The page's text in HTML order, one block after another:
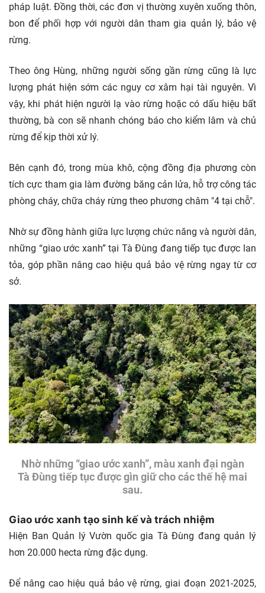
pháp luật. Đồng thời, các đơn vị thường xuyên xuống thôn,
bon để phối hợp với người dân tham gia quản lý, bảo vệ
rừng.
Theo ông Hùng, những người sống gần rừng cũng là lực
lượng phát hiện sớm các nguy cơ xâm hại tài nguyên. Vì
vậy, khi phát hiện người lạ vào rừng hoặc có dấu hiệu bất
thường, bà con sẽ nhanh chóng báo cho kiểm lâm và chủ
rừng để kịp thời xử lý.
Bên cạnh đó, trong mùa khô, cộng đồng địa phương còn
tích cực tham gia làm đường băng cản lửa, hỗ trợ công tác
phòng cháy, chữa cháy rừng theo phương châm "4 tại chỗ".
Nhờ sự đồng hành giữa lực lượng chức năng và người dân,
những “giao ước xanh” tại Tà Đùng đang tiếp tục được lan
tỏa, góp phần nâng cao hiệu quả bảo vệ rừng ngay từ cơ
sở.
Nhờ những “giao ước xanh”, màu xanh đại ngàn
Tà Đùng tiếp tục được gìn giữ cho các thế hệ mai
sau.
Giao ước xanh tạo sinh kế và trách nhiệm
Hiện Ban Quản lý Vườn quốc gia Tà Đùng đang quản lý
hơn 20.000 hecta rừng đặc dụng.
Để nâng cao hiệu quả bảo vệ rừng, giai đoạn 2021-2025,